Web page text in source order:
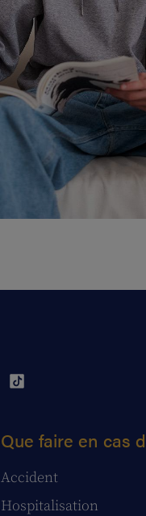
Que faire en cas
Accident
Hospitalisation